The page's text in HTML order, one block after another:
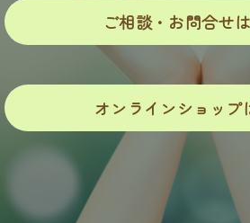
ご相談・お問合せ
オンラインショップ